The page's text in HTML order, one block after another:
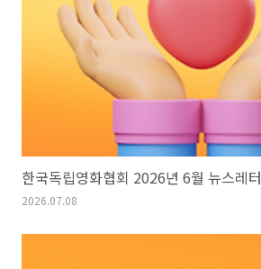
한국독립영화협회 2026년 6월 뉴스레터
2026.07.08